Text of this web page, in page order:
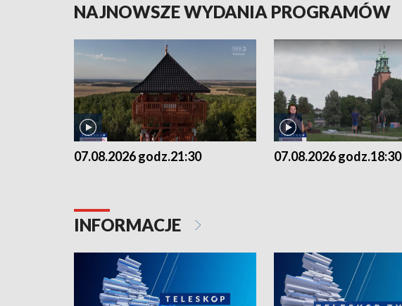
NAJNOWSZE WYDANIA PROGRAMÓW
07.08.2026 godz.21:30 07.08.2026 godz.18:30
INFORMACJE